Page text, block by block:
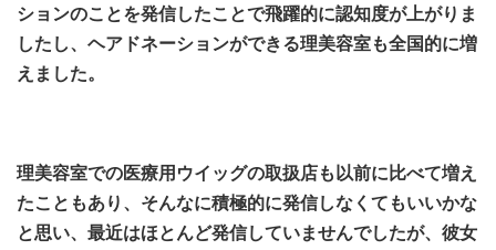
ションのことを発信したことで飛躍的に認知度が上がりま
したし、ヘアドネーションができる理美容室も全国的に増
えました。
理美容室での医療用ウイッグの取扱店も以前に比べて増え
たこともあり、そんなに積極的に発信しなくてもいいかな
と思い、最近はほとんど発信していませんでしたが、 彼女